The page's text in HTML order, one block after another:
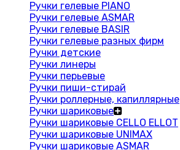
Ручки гелевые PIANO
Ручки гелевые ASMAR
Ручки гелевые BASIR
Ручки гелевые разных фирм
Ручки детские
Ручки линеры
Ручки перьевые
Ручки пиши-стирай
Ручки роллерные, капиллярные
Ручки шариковые
Ручки шариковые CELLO ELLOT
Ручки шариковые UNIMAX
Ручки шариковые ASMAR